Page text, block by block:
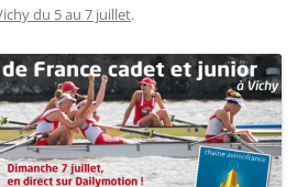
du 5 au 7 juillet.